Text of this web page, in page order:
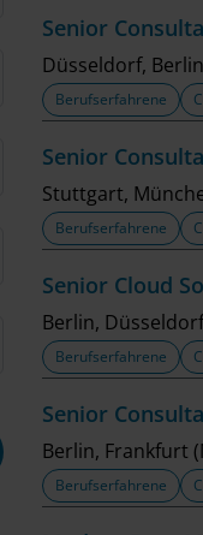
Senior
Düsseldorf,
Berufserfahrene
Senior
Stuttgart,
Berufserfahrene
Senior Cloud
Berlin,
Berufserfahrene
Senior
Berlin, Frankfurt
Berufserfahrene